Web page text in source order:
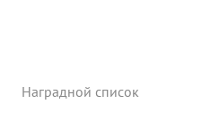
Наградной список